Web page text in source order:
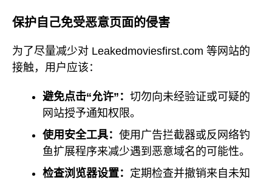
保护自己免受恶意页面的侵害
为了尽量减少对 Leakedmoviesfirst.com 等网站的
接触，用户应该：
避免点击“允许”： 切勿向未经验证或可疑的
网站授予通知权限。
使用安全工具： 使用广告拦截器或反网络钓
鱼扩展程序来减少遇到恶意域名的可能性。
检查浏览器设置： 定期检查并撤销来自未知